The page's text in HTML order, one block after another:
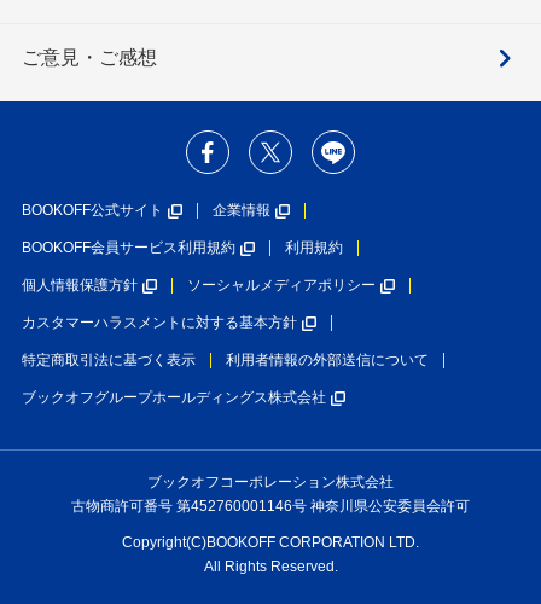
ご意見・ご感想
BOOKOFF公式サイト 企業情報
BOOKOFF会員サービス利用規約 利用規約
個人情報保護方針 ソーシャルメディアポリシー
カスタマーハラスメントに対する基本方針
特定商取引法に基づく表示 利用者情報の外部送信について
ブックオフグループホールディングス株式会社
ブックオフコーポレーション株式会社
古物商許可番号 第452760001146号 神奈川県公安委員会許可
Copyright(C)BOOKOFF CORPORATION LTD.
All Rights Reserved.